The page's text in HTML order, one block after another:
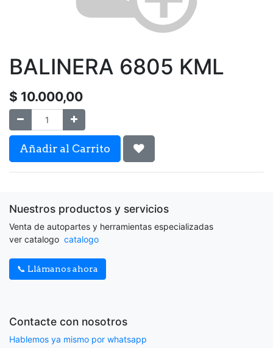
BALINERA 6805 KML
$ 10.000,00
Añadir al Carrito
Nuestros productos y servicios
Venta de autopartes y herramientas especializadas
ver catalogo catalogo
📞 Llámanos ahora
Contacte con nosotros
Hablemos ya mismo por whatsapp